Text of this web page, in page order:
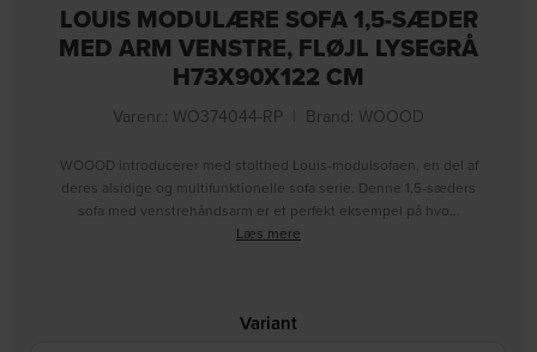
LOUIS MODULÆRE SOFA 1,5-SÆDER
MED ARM VENSTRE, FLØJL LYSEGRÅ
H73X90X122 CM
Varenr.: WO374044-RP Brand: WOOOD
WOOOD introducerer med stolthed Louis-modulsofaen, en del af
deres alsidige og multifunktionelle sofa serie. Denne 1,5-sæders
sofa med venstrehåndsarm er et perfekt eksempel på hvo…
Læs mere
Variant